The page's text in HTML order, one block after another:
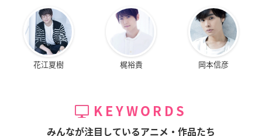
花江夏樹 梶裕貴 岡本信彦
KEYWORDS
みんなが注目しているアニメ・作品たち